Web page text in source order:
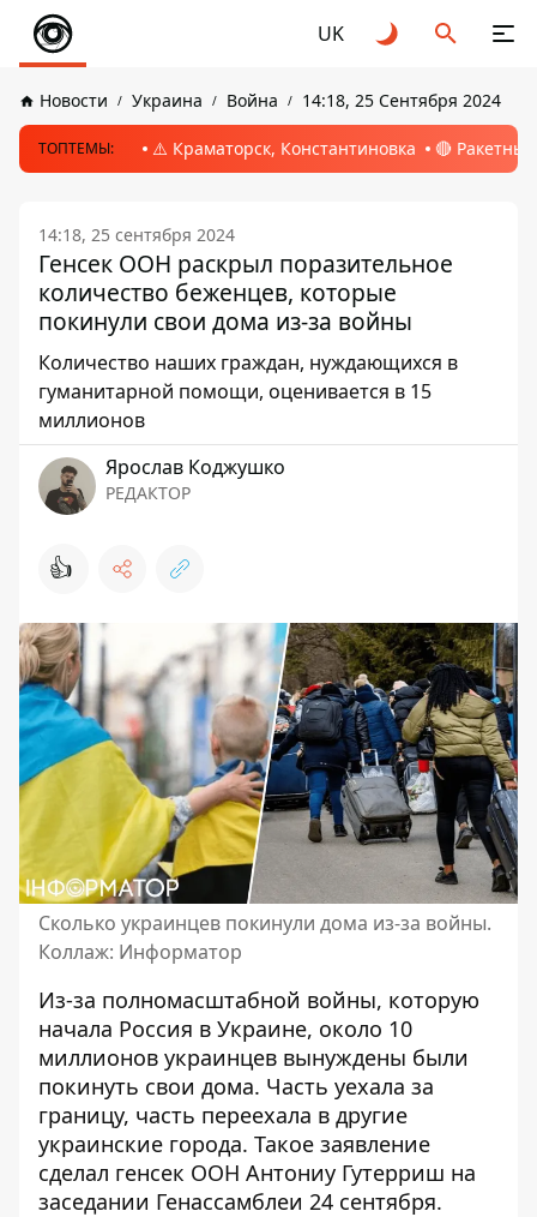
UK
Новости Украина Война 14:18, 25 Сентября 2024
ТОПТЕМЫ: ⚠️ Краматорск, Константиновка 🔴
14:18, 25 сентября 2024
Генсек ООН раскрыл поразительное
количество беженцев, которые
покинули свои дома из-за войны
Количество наших граждан, нуждающихся в
гуманитарной помощи, оценивается в 15
миллионов
Ярослав Коджушко
РЕДАКТОР
👍
Сколько украинцев покинули дома из-за войны.
Коллаж: Информатор
Из-за полномасштабной войны, которую
начала Россия в Украине, около 10
миллионов украинцев вынуждены были
покинуть свои дома. Часть уехала за
границу, часть переехала в другие
украинские города. Такое заявление
сделал генсек ООН Антониу Гутерриш на
заседании Генассамблеи 24 сентября.